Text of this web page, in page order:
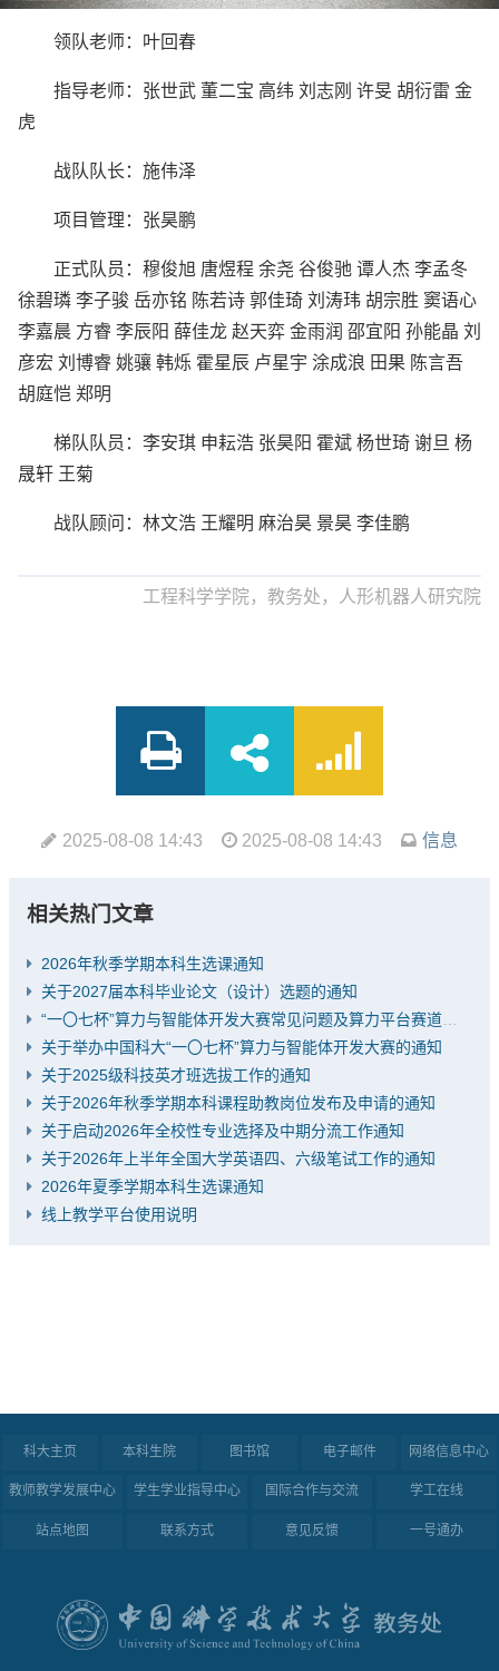
领队老师：叶回春
指导老师：张世武 董二宝 高纬 刘志刚 许旻 胡衍雷 金
虎
战队队长：施伟泽
项目管理：张昊鹏
正式队员：穆俊旭 唐煜程 余尧 谷俊驰 谭人杰 李孟冬
徐碧璘 李子骏 岳亦铭 陈若诗 郭佳琦 刘涛玮 胡宗胜 窦语心
李嘉晨 方睿 李辰阳 薛佳龙 赵天弈 金雨润 邵宜阳 孙能晶 刘
彦宏 刘博睿 姚骧 韩烁 霍星辰 卢星宇 涂成浪 田果 陈言吾
胡庭恺 郑明
梯队队员：李安琪 申耘浩 张昊阳 霍斌 杨世琦 谢旦 杨
晟轩 王菊
战队顾问：林文浩 王耀明 麻治昊 景昊 李佳鹏
工程科学学院，教务处，人形机器人研究院
2025-08-08 14:43 2025-08-08 14:43 信息
相关热门文章
2026年秋季学期本科生选课通知
关于2027届本科毕业论文（设计）选题的通知
“一〇七杯”算力与智能体开发大赛常见问题及算力平台赛道推荐题目
关于举办中国科大“一〇七杯”算力与智能体开发大赛的通知
关于2025级科技英才班选拔工作的通知
关于2026年秋季学期本科课程助教岗位发布及申请的通知
关于启动2026年全校性专业选择及中期分流工作通知
关于2026年上半年全国大学英语四、六级笔试工作的通知
2026年夏季学期本科生选课通知
线上教学平台使用说明
科大主页 本科生院 图书馆 电子邮件 网络信息中心
教师教学发展中心 学生学业指导中心 国际合作与交流 学工在线
站点地图 联系方式 意见反馈 一号通办